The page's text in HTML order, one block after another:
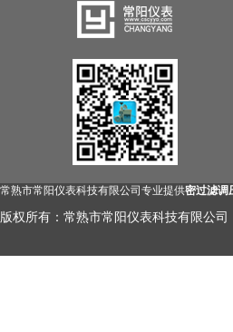
常熟市常阳仪表科技有限公司专业提供密过滤调
版权所有：常熟市常阳仪表科技有限公司